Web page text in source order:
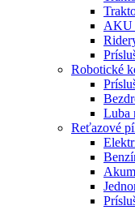
AKU
Robotické
Luba
Reťazové